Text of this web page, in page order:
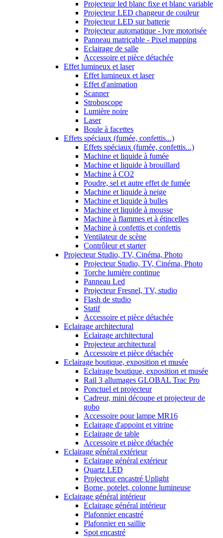
Projecteur led blanc fixe et blanc variable
Projecteur LED changeur de couleur
Projecteur LED sur batterie
Projecteur automatique - lyre motorisée
Panneau matriçable - Pixel mapping
Eclairage de salle
Accessoire et pièce détachée
Effet lumineux et laser
Effet lumineux et laser
Effet d'animation
Scanner
Stroboscope
Lumière noire
Laser
Boule à facettes
Effets spéciaux (fumée, confettis...)
Effets spéciaux (fumée, confettis...)
Machine et liquide à fumée
Machine et liquide à brouillard
Machine à CO2
Poudre, sel et autre effet de fumée
Machine et liquide à neige
Machine et liquide à bulles
Machine et liquide à mousse
Machine à flammes et à étincelles
Machine à confettis et confettis
Ventilateur de scène
Contrôleur et starter
Projecteur Studio, TV, Cinéma, Photo
Projecteur Studio, TV, Cinéma, Photo
Torche lumière continue
Panneau Led
Projecteur Fresnel, TV, studio
Flash de studio
Statif
Accessoire et pièce détachée
Eclairage architectural
Eclairage architectural
Projecteur architectural
Accessoire et pièce détachée
Eclairage boutique, exposition et musée
Eclairage boutique, exposition et musée
Rail 3 allumages GLOBAL Trac Pro
Ponctuel et projecteur
Cadreur, mini découpe et projecteur de
gobo
Accessoire pour lampe MR16
Eclairage d'appoint et vitrine
Eclairage de table
Accessoire et pièce détachée
Eclairage général extérieur
Eclairage général extérieur
Quartz LED
Projecteur encastré Uplight
Borne, potelet, colonne lumineuse
Eclairage général intérieur
Eclairage général intérieur
Plafonnier encastré
Plafonnier en saillie
Spot encastré